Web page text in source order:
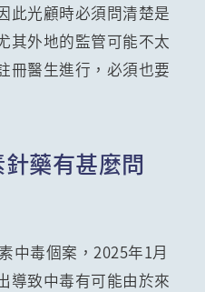
此光顧時必須問清楚是
其外地的監管可能不太
冊醫生進行，必須也要
藥有甚麼問
中毒個案，2025年1月
導致中毒有可能由於來